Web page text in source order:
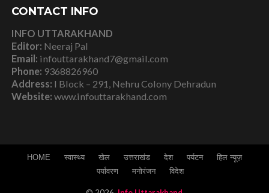
CONTACT INFO
INFO UTTARAKHAND
Editor: Neeraj Pal
Email: infouttarakhand7@gmail.com
Phone: 9368826960
Address: I Block – 291, Nehru Colony Dehradun
Website: www.infouttarakhand.com
HOME स्वास्थ्य खेल उत्तराखंड देश पर्यटन
हिल न्यूज़
पर्यावरण
मनोरंजन विदेश